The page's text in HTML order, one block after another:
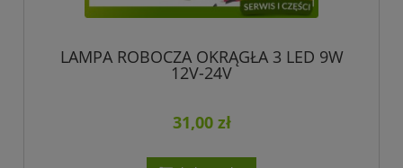
LAMPA ROBOCZA OKRĄGŁA 3 LED 9W
12V-24V
31,00 zł